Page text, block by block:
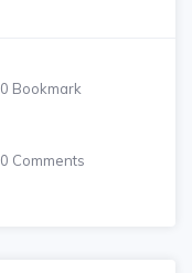
0 Bookmark
0 Comments